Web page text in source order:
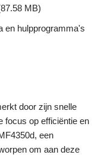
MB)
en hulpprogramma's
door zijn snelle
focus op efficiëntie en
een
om aan deze